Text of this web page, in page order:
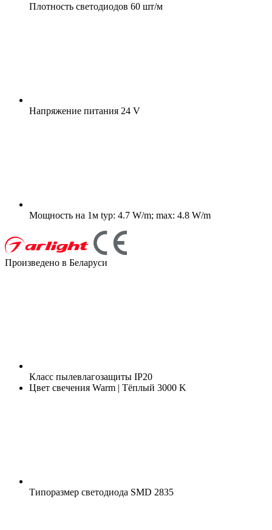
Плотность светодиодов 60 шт/м
Напряжение питания 24 V
Мощность на 1м typ: 4.7 W/m; max: 4.8 W/m
Произведено в Беларуси
Класс пылевлагозащиты IP20
Цвет свечения Warm | Тёплый 3000 K
Типоразмер светодиода SMD 2835